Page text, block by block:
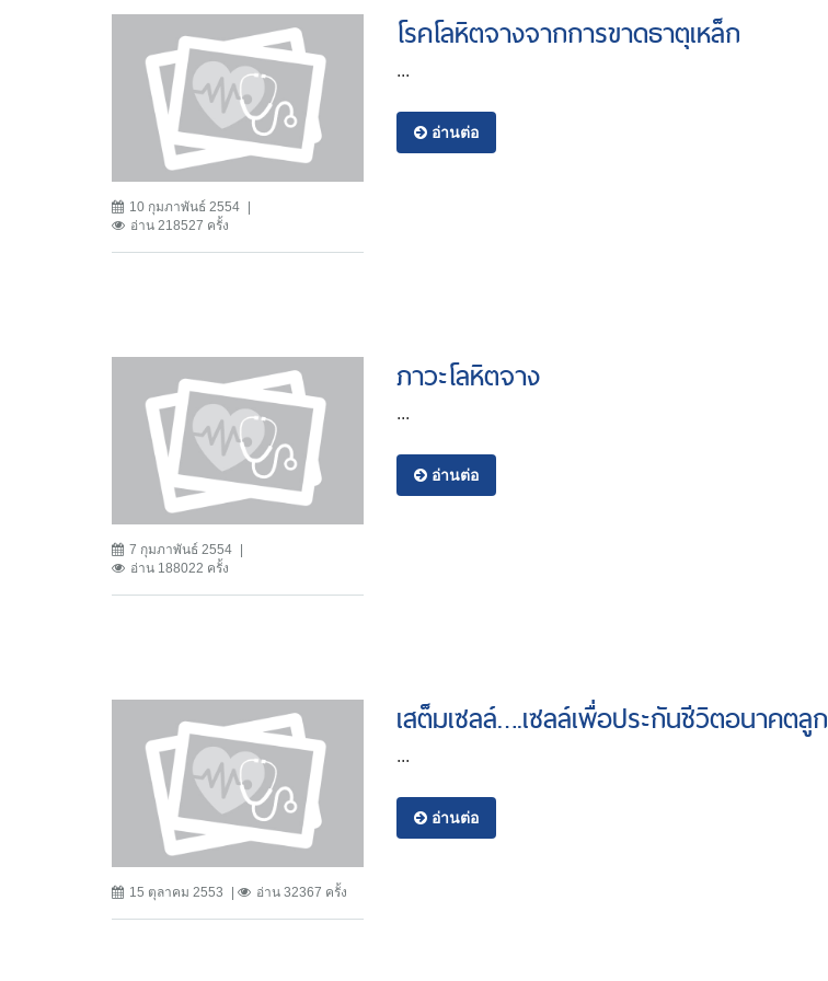
10 กุมภาพันธ์ 2554
อ่าน 218527 ครั้ง
โรคโลหิตจางจากการขาดธาตุเหล็ก
...
อ่านต่อ
7 กุมภาพันธ์ 2554
อ่าน 188022 ครั้ง
ภาวะโลหิตจาง
...
อ่านต่อ
15 ตุลาคม 2553 อ่าน 32367 ครั้ง
เสต็มเซลล์….เซลล์เพื่อประกันชีวิตอนาคตลูก
...
อ่านต่อ